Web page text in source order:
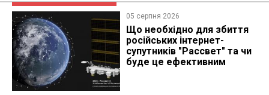
05 серпня 2026
Що необхідно для збиття
російських інтернет-
супутників "Рассвет" та чи
буде це ефективним